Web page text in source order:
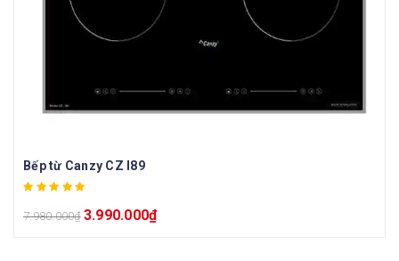
Bếp từ Canzy CZ I89
7.980.000₫ 3.990.000₫